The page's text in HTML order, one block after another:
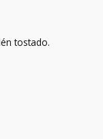
tostado.